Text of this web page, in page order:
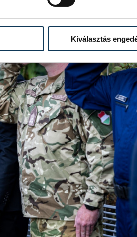
Kiválasztás